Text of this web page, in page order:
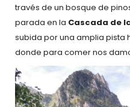
través de un bosque de
parada en la Cascada de
subida por una amplia pista
donde para comer nos